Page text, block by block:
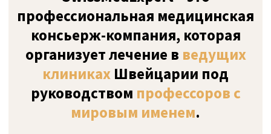
Стоимость лечения
Врачи рассчитывают стоимость
индивидуально для каждого пациента.